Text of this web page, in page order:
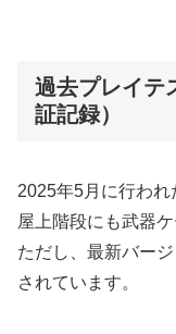
過去プレイテ
証記録）
2025年5月に行わ
屋上階段にも武器
ただし、最新バー
されています。